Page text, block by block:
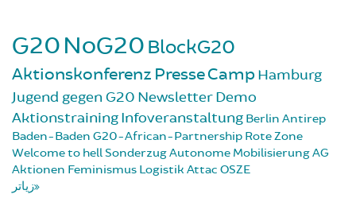
G20NoG20 BlockG20
Aktionskonferenz PresseCampHamburg
Jugend gegen G20 NewsletterDemo
AktionstrainingInfoveranstaltung Berlin Antirep
Baden-Baden G20-African-Partnership Rote Zone
Welcome to hellSonderzugAutonome MobilisierungAG
Aktionen Feminismus Logistik Attac OSZE
زیاتر